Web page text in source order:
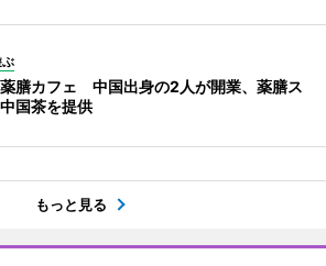
ぶ
膳カフェ 中国出身の2人が開業、薬膳ス
国茶を提供
もっと見る